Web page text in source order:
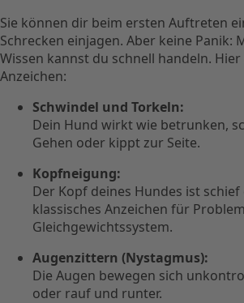
Sie können dir beim ersten Auftreten
Schrecken einjagen. Aber keine Panik:
Wissen kannst du schnell handeln.
Anzeichen:
Schwindel und Torkeln:
Dein Hund wirkt wie betrunken,
Gehen oder kippt zur Seite.
Kopfneigung:
Der Kopf deines Hundes ist schief
klassisches Anzeichen für
Gleichgewichtssystem.
Augenzittern (Nystagmus):
Die Augen bewegen sich
oder rauf und runter.